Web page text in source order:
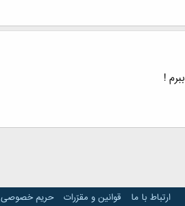
!
ارتباط با ما قوانین و مقرّرات حریم خصوصی